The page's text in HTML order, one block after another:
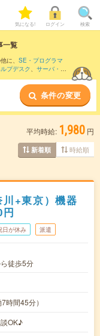
気になる! ログイン 検索
一覧
に、 SE・プログラマ
プデスク 、 サーバ・ネ
。職種辞典：運用管理・
条件の変更
平均時給: 1,980 円
新着順 時給順
+東京）機器
日が休み 派遣
徒歩5分
時間45分）
OK♪